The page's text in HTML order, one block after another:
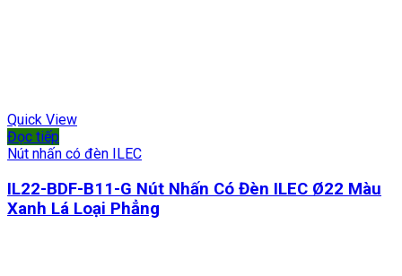
Quick View
Đọc tiếp
Nút nhấn có đèn ILEC
IL22-BDF-B11-G Nút Nhấn Có Đèn ILEC Ø22 Màu
Xanh Lá Loại Phẳng